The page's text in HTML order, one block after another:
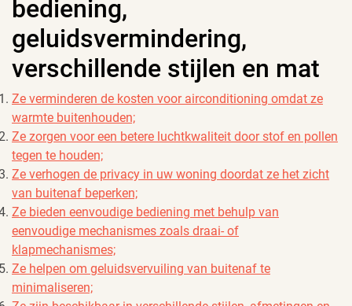
bediening,
geluidsvermindering,
verschillende stijlen en mat
Ze verminderen de kosten voor airconditioning omdat ze
warmte buitenhouden;
Ze zorgen voor een betere luchtkwaliteit door stof en pollen
tegen te houden;
Ze verhogen de privacy in uw woning doordat ze het zicht
van buitenaf beperken;
Ze bieden eenvoudige bediening met behulp van
eenvoudige mechanismes zoals draai- of
klapmechanismes;
Ze helpen om geluidsvervuiling van buitenaf te
minimaliseren;